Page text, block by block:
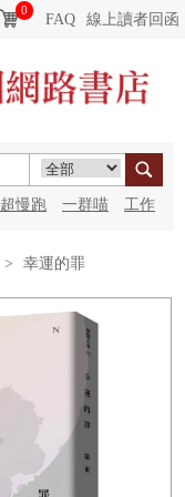
0
FAQ 線上讀者回函
超慢跑 一群喵 工作
> 幸運的罪